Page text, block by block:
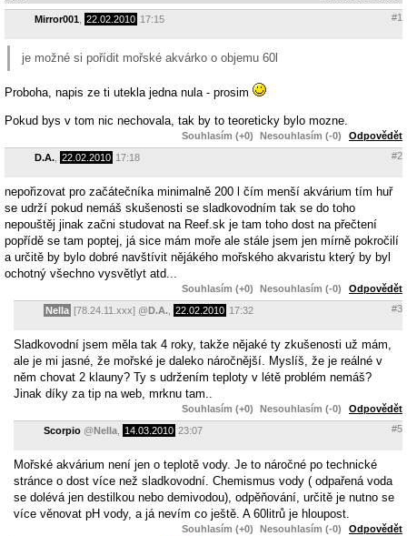
Mirror001 22.02.2010 17:15 #1
je možné si pořídit mořské akvárko o objemu 60l
Proboha, napis ze ti utekla jedna nula - prosim
Pokud bys v tom nic nechovala, tak by to teoreticky bylo mozne.
Souhlasím (+0) Nesouhlasím (-0) Odpovědět
D.A. 22.02.2010 17:18 #2
nepořizovat pro začátečníka minimalně 200 l čím menší akvárium tím huř
se udrží pokud nemáš skušenosti se sladkovodním tak se do toho
nepouštěj jinak začni studovat na Reef.sk je tam toho dost na přečtení
popřídě se tam poptej, já sice mám moře ale stále jsem jen mírně pokročilí
a určitě by bylo dobré navštívit nějákého mořského akvaristu který by byl
ochotný všechno vysvětlyt atd...
Souhlasím (+0) Nesouhlasím (-0) Odpovědět
Nella [78.24.11.xxx] @D.A. 22.02.2010 17:32 #3
Sladkovodní jsem měla tak 4 roky, takže nějaké ty zkušenosti už mám,
ale je mi jasné, že mořské je daleko náročnější. Myslíš, že je reálné v
něm chovat 2 klauny? Ty s udržením teploty v létě problém nemáš?
Jinak díky za tip na web, mrknu tam..
Souhlasím (+0) Nesouhlasím (-0) Odpovědět
Scorpio @Nella 14.03.2010 23:07 #5
Mořské akvárium není jen o teplotě vody. Je to náročné po technické
stránce o dost více než sladkovodní. Chemismus vody ( odpařená voda
se dolévá jen destilkou nebo demivodou), odpěňování, určitě je nutno se
více věnovat pH vody, a já nevím co ještě. A 60litrů je hloupost.
Souhlasím (+0) Nesouhlasím (-0) Odpovědět